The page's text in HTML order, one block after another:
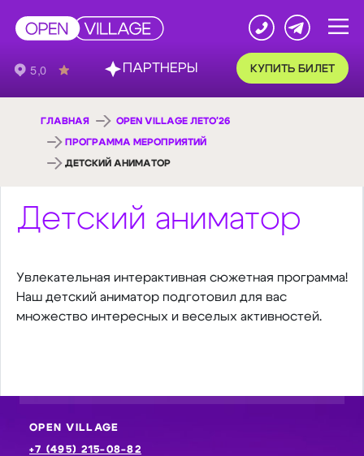
КУПИТЬ БИЛЕТ
ГЛАВНАЯ OPEN VILLAGE ЛЕТО'26
ПРОГРАММА МЕРОПРИЯТИЙ
ДЕТСКИЙ АНИМАТОР
Детский аниматор
Увлекательная интерактивная сюжетная программа!
Наш детский аниматор подготовил для вас
множество интересных и веселых активностей.
OPEN VILLAGE
+7 (495) 215-08-82